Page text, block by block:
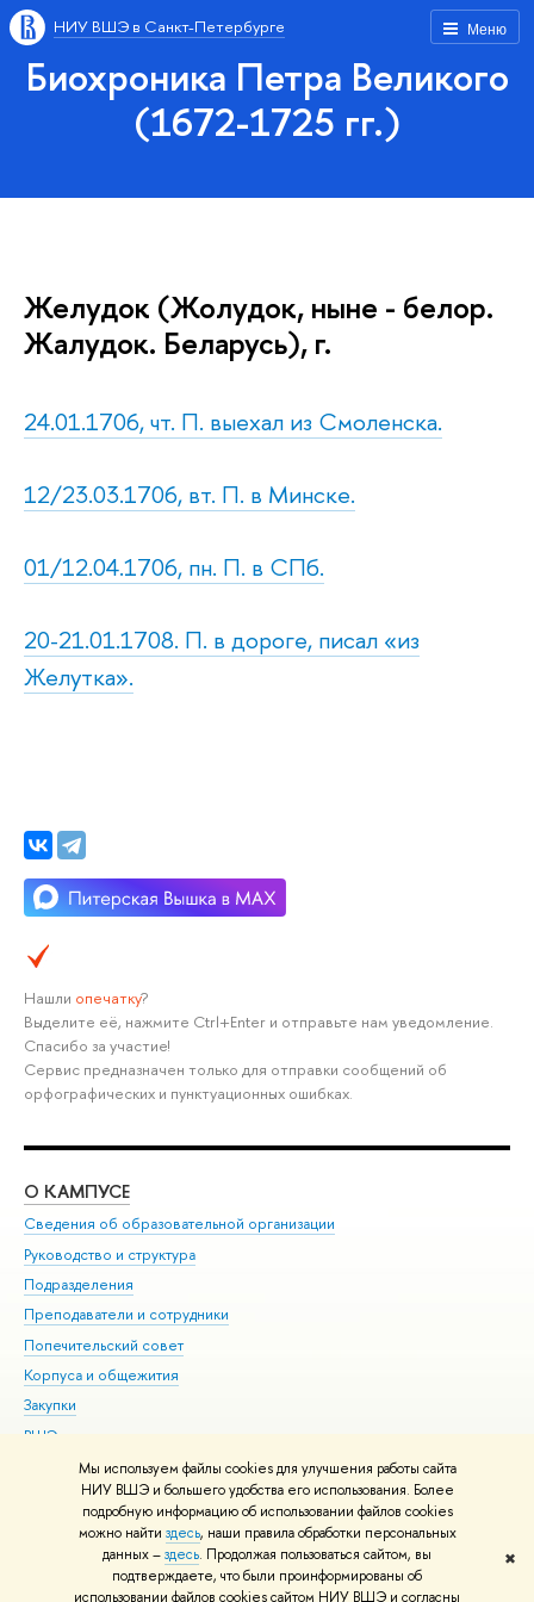
Мы используем файлы cookies для улучшения работы сайта
НИУ ВШЭ и большего удобства его использования. Более
подробную информацию об использовании файлов cookies
можно найти здесь, наши правила обработки персональных
данных –здесь. Продолжая пользоваться сайтом, вы
подтверждаете, что были проинформированы об
использовании файлов cookies сайтом НИУ ВШЭ и согласны
✖
Меню
НИУ ВШЭ в Санкт-Петербурге
Биохроника Петра Великого
(1672-1725 гг.)
Желудок (Жолудок, ныне - белор.
Жалудок. Беларусь), г.
24.01.1706, чт. П. выехал из Смоленска.
12/23.03.1706, вт. П. в Минске.
01/12.04.1706, пн. П. в СПб.
20-21.01.1708. П. в дороге, писал «из
Желутка».
Нашли опечатку?
Выделите её, нажмите Ctrl+Enter и отправьте нам уведомление.
Спасибо за участие!
Сервис предназначен только для отправки сообщений об
орфографических и пунктуационных ошибках.
О КАМПУСЕ
Сведения об образовательной организации
Руководство и структура
Подразделения
Преподаватели и сотрудники
Попечительский совет
Корпуса и общежития
Закупки
ВШЭ для студентов с ограниченными возможностями
здоровья и инвалидностью
Версия для слабовидящих
Единая платежная страница
© НИУ ВШЭ 1993–2026 Адреса и контакты Условия использования